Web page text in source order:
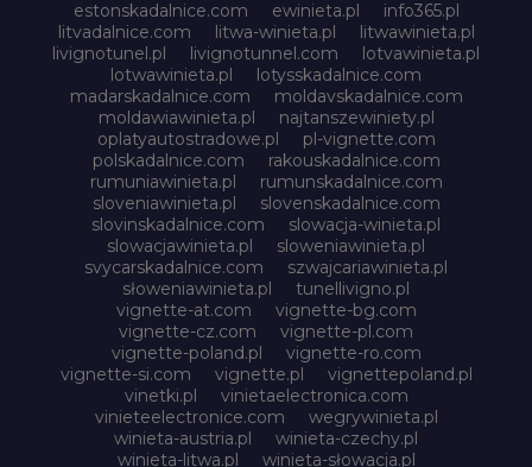
estonskadalnice.com
ewinieta.pl
info365.pl
litvadalnice.com
litwa-winieta.pl
litwawinieta.pl
livignotunel.pl
livignotunnel.com
lotvawinieta.pl
lotwawinieta.pl
lotysskadalnice.com
madarskadalnice.com
moldavskadalnice.com
moldawiawinieta.pl
najtanszewiniety.pl
oplatyautostradowe.pl
pl-vignette.com
polskadalnice.com
rakouskadalnice.com
rumuniawinieta.pl
rumunskadalnice.com
sloveniawinieta.pl
slovenskadalnice.com
slovinskadalnice.com
slowacja-winieta.pl
slowacjawinieta.pl
sloweniawinieta.pl
svycarskadalnice.com
szwajcariawinieta.pl
słoweniawinieta.pl
tunellivigno.pl
vignette-at.com
vignette-bg.com
vignette-cz.com
vignette-pl.com
vignette-poland.pl
vignette-ro.com
vignette-si.com
vignette.pl
vignettepoland.pl
vinetki.pl
vinietaelectronica.com
vinieteelectronice.com
wegrywinieta.pl
winieta-austria.pl
winieta-czechy.pl
winieta-litwa.pl
winieta-słowacja.pl